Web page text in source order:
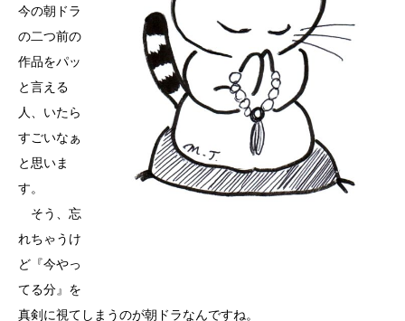
今の朝ドラ
の二つ前の
作品をパッ
と言える
人、いたら
すごいなぁ
と思いま
す。
そう、忘
れちゃうけ
ど『今やっ
てる分』を
真剣に視てしまうのが朝ドラなんですね。